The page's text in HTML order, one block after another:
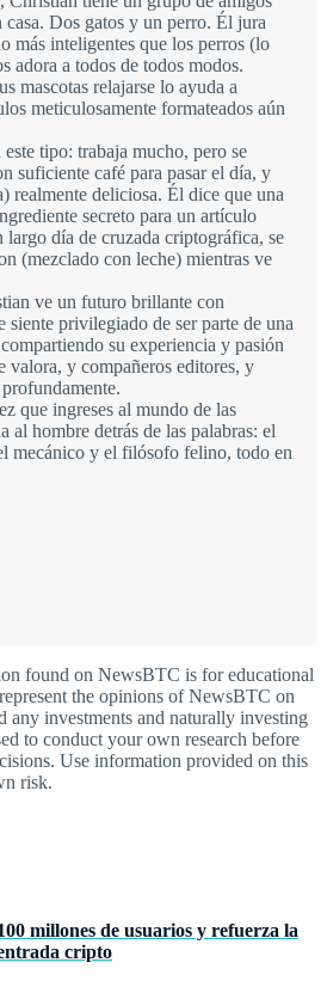
casa. Dos gatos y un perro. Él jura
más inteligentes que los perros (lo
adora a todos de todos modos.
mascotas relajarse lo ayuda a
meticulosamente formateados aún
tipo: trabaja mucho, pero se
suficiente café para pasar el día, y
realmente deliciosa. Él dice que una
secreto para un artículo
largo día de cruzada criptográfica, se
(mezclado con leche) mientras ve
ve un futuro brillante con
privilegiado de ser parte de una
su experiencia y pasión
valora, y compañeros editores, y
que ingreses al mundo de las
al hombre detrás de las palabras: el
mecánico y el filósofo felino, todo en
found on NewsBTC is for educational
the opinions of NewsBTC on
any investments and naturally investing
to conduct your own research before
Use information provided on this
risk.
millones de usuarios y refuerza la
cripto